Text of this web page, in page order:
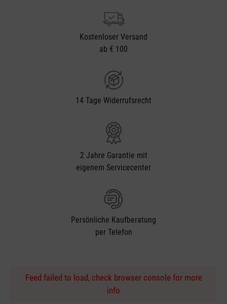
Kostenloser Versand
ab € 100
14 Tage Widerrufsrecht
2 Jahre Garantie mit
eigenem Servicecenter
Persönliche Kaufberatung
per Telefon
Feed failed to load, check browser console for more
info